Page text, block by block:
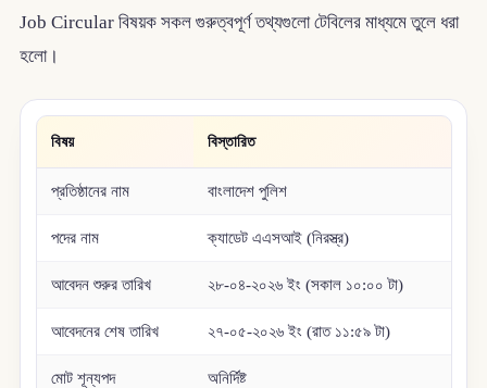
Job Circular বিষয়ক সকল গুরুত্বপূর্ণ তথ্যগুলো টেবিলের মাধ্যমে তুলে ধরা
হলো।
বিষয় বিস্তারিত
প্রতিষ্ঠানের নাম বাংলাদেশ পুলিশ
পদের নাম ক্যাডেট এএসআই (নিরস্ত্র)
আবেদন শুরুর তারিখ ২৮-০৪-২০২৬ ইং (সকাল ১০:০০ টা)
আবেদনের শেষ তারিখ ২৭-০৫-২০২৬ ইং (রাত ১১:৫৯ টা)
মোট শূন্যপদ অনির্দিষ্ট